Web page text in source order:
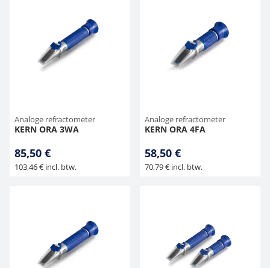
Analoge refractometer
KERN ORA 3WA
85,50 €
103,46 € incl. btw.
Analoge refractometer
KERN ORA 4FA
58,50 €
70,79 € incl. btw.